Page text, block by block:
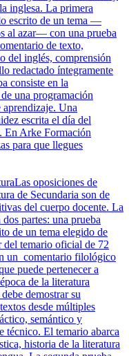
inglesa. La primera
escrito de un tema —
al azar— con una prueba
de texto,
del inglés, comprensión
redactado íntegramente
consiste en la
una programación
Una
escrita el día del
En Arke Formación
para que llegues
Las oposiciones de
de Secundaria son de
del cuerpo docente. La
partes: una prueba
de un tema elegido de
del temario oficial de 72
un comentario filológico
puede pertenecer a
de la literatura
demostrar su
desde múltiples
semántico y
técnico. El temario abarca
historia de la literatura